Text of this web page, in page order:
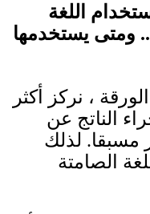
اللغة
.. ومتى يستخدمها
، نركز أكثر
الناتج عن
مسبقا. لذلك
الصامتة